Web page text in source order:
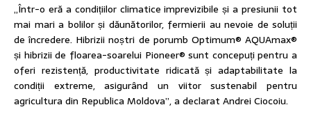
„Într-o eră a condițiilor climatice imprevizibile și a presiunii tot
mai mari a bolilor și dăunătorilor, fermierii au nevoie de soluții
de încredere. Hibrizii noștri de porumb Optimum® AQUAmax®
și hibrizii de floarea-soarelui Pioneer® sunt concepuți pentru a
oferi rezistență, productivitate ridicată și adaptabilitate la
condiții extreme, asigurând un viitor sustenabil pentru
agricultura din Republica Moldova”, a declarat Andrei Ciocoiu.